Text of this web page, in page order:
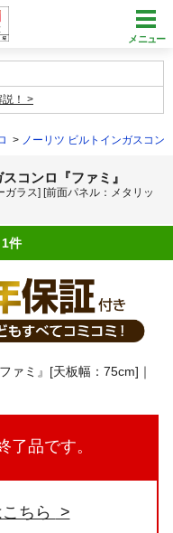
メニュー
！
ノーリツ ビルトインガスコン
コンロ『ファミ』
ラス] [前面パネル：メタリッ
1件
了品です。
ちら